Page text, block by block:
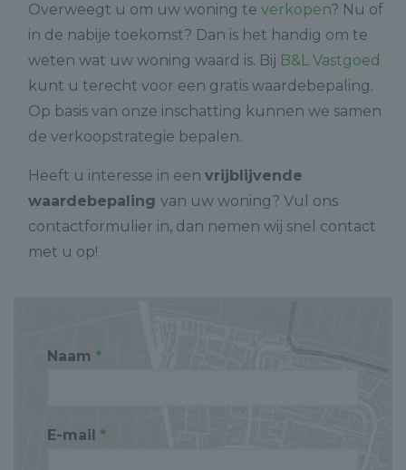
Naam *
E-mail *
Overweegt u om uw woning te verkopen? Nu of
in de nabije toekomst? Dan is het handig om te
weten wat uw woning waard is. Bij B&L Vastgoed
kunt u terecht voor een gratis waardebepaling.
Op basis van onze inschatting kunnen we samen
de verkoopstrategie bepalen.
Heeft u interesse in een vrijblijvende
waardebepaling van uw woning? Vul ons
contactformulier in, dan nemen wij snel contact
met u op!